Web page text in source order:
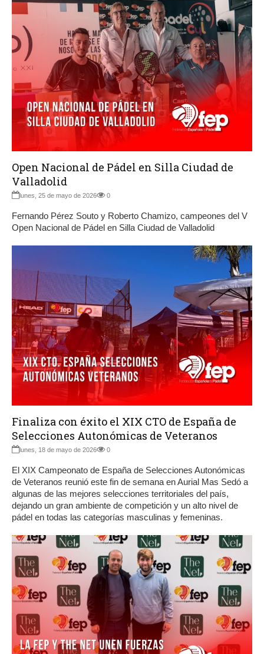
Open Nacional de Pádel en Silla Ciudad de
Valladolid
lunes, 25 de mayo de 2026 0
Fernando Pérez Souto y Roberto Chamizo, campeones del V
Open Nacional de Pádel en Silla Ciudad de Valladolid
Finaliza con éxito el XIX CTO de España de
Selecciones Autonómicas de Veteranos
lunes, 18 de mayo de 2026 0
El XIX Campeonato de España de Selecciones Autonómicas
de Veteranos reunió este fin de semana en Aurial Mas Sedó a
algunas de las mejores selecciones territoriales del país,
dejando un gran ambiente de competición y un alto nivel de
pádel en todas las categorías masculinas y femeninas.